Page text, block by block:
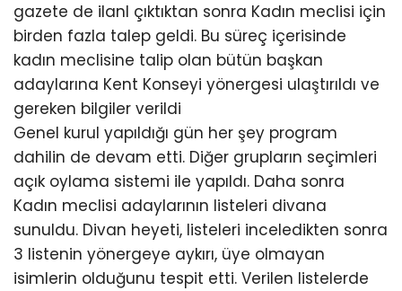
gazete de ilanI çıktıktan sonra Kadın meclisi için
birden fazla talep geldi. Bu süreç içerisinde
kadın meclisine talip olan bütün başkan
adaylarına Kent Konseyi yönergesi ulaştırıldı ve
gereken bilgiler verildi
Genel kurul yapıldığı gün her şey program
dahilin de devam etti. Diğer grupların seçimleri
açık oylama sistemi ile yapıldı. Daha sonra
Kadın meclisi adaylarının listeleri divana
sunuldu. Divan heyeti, listeleri inceledikten sonra
3 listenin yönergeye aykırı, üye olmayan
isimlerin olduğunu tespit etti. Verilen listelerde